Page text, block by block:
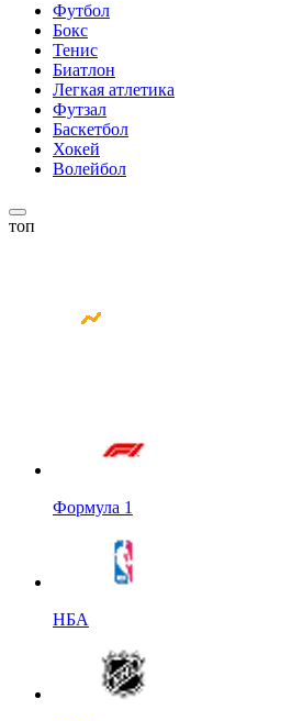
Футбол
Бокс
Тенис
Биатлон
Легкая атлетика
Футзал
Баскетбол
Хокей
Волейбол
топ
Формула 1
НБА